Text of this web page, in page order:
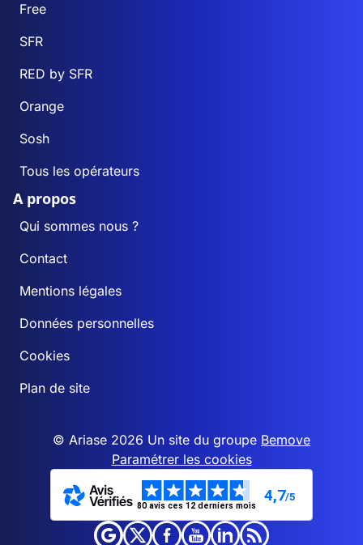
Free
SFR
RED by SFR
Orange
Sosh
Tous les opérateurs
A propos
Qui sommes nous ?
Contact
Mentions légales
Données personnelles
Cookies
Plan de site
© Ariase 2026 Un site du groupe Bemove
Paramétrer les cookies
80 avis ces 12 derniers mois
4,7/5